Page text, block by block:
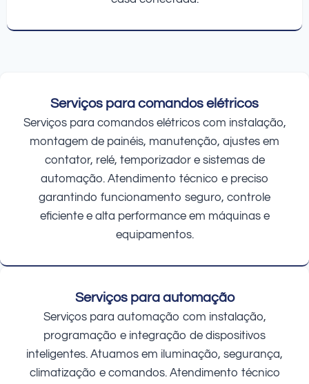
Serviços para comandos elétricos
Serviços para comandos elétricos com instalação,
montagem de painéis, manutenção, ajustes em
contator, relé, temporizador e sistemas de
automação. Atendimento técnico e preciso
garantindo funcionamento seguro, controle
eficiente e alta performance em máquinas e
equipamentos.
Serviços para automação
Serviços para automação com instalação,
programação e integração de dispositivos
inteligentes. Atuamos em iluminação, segurança,
climatização e comandos. Atendimento técnico